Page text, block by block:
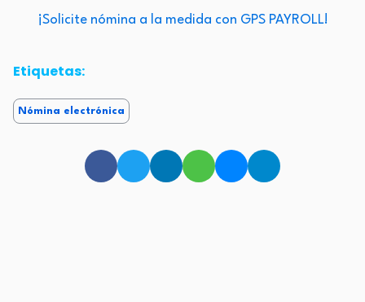
¡Solicite nómina a la medida con GPS PAYROLL!
Etiquetas:
Nómina electrónica